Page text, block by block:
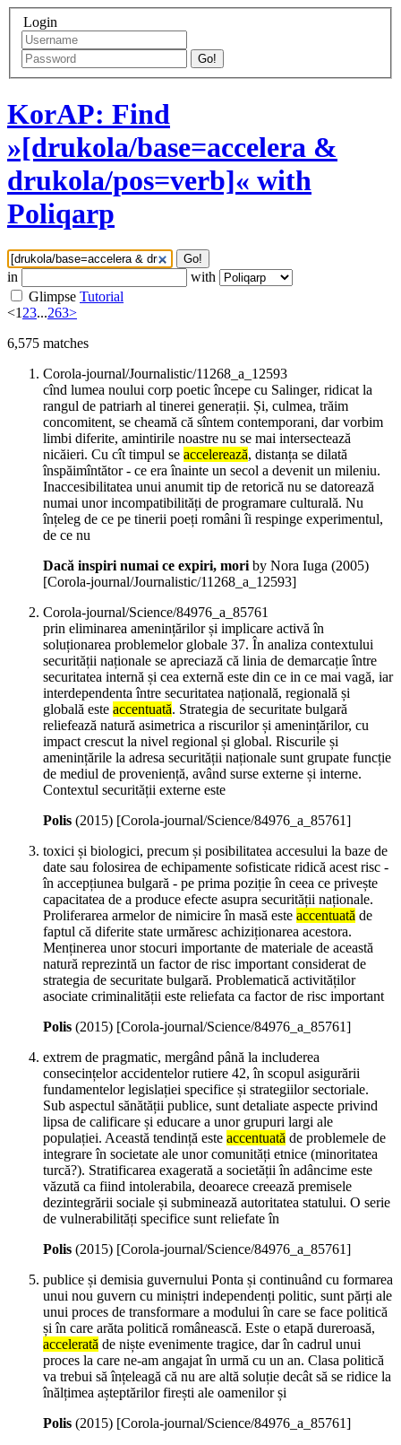
Login
Go!
KorAP: Find
»[drukola/base=accelera &
drukola/pos=verb]« with
Poliqarp
Go!
in
with
Glimpse Tutorial
<123...263>
6,575 matches
Corola-journal/Journalistic/11268_a_12593
cînd lumea noului corp poetic începe cu Salinger, ridicat la
rangul de patriarh al tinerei generații. Și, culmea, trăim
concomitent, se cheamă că sîntem contemporani, dar vorbim
limbi diferite, amintirile noastre nu se mai intersectează
nicăieri. Cu cît timpul se accelerează, distanța se dilată
înspăimîntător - ce era înainte un secol a devenit un mileniu.
Inaccesibilitatea unui anumit tip de retorică nu se datorează
numai unor incompatibilități de programare culturală. Nu
înțeleg de ce pe tinerii poeți români îi respinge experimentul,
de ce nu
Dacă inspiri numai ce expiri, moriby Nora Iuga (2005)
[Corola-journal/Journalistic/11268_a_12593]
Corola-journal/Science/84976_a_85761
prin eliminarea amenințărilor și implicare activă în
soluționarea problemelor globale 37. În analiza contextului
securității naționale se apreciază că linia de demarcație între
securitatea internă și cea externă este din ce in ce mai vagă, iar
interdependenta între securitatea națională, regională și
globală este accentuată. Strategia de securitate bulgară
reliefează natură asimetrica a riscurilor și amenințărilor, cu
impact crescut la nivel regional și global. Riscurile și
amenințările la adresa securității naționale sunt grupate funcție
de mediul de proveniență, având surse externe și interne.
Contextul securității externe este
Polis (2015) [Corola-journal/Science/84976_a_85761]
toxici și biologici, precum și posibilitatea accesului la baze de
date sau folosirea de echipamente sofisticate ridică acest risc -
în accepțiunea bulgară - pe prima poziție în ceea ce privește
capacitatea de a produce efecte asupra securității naționale.
Proliferarea armelor de nimicire în masă este accentuată de
faptul că diferite state urmăresc achiziționarea acestora.
Menținerea unor stocuri importante de materiale de această
natură reprezintă un factor de risc important considerat de
strategia de securitate bulgară. Problematică activităților
asociate criminalității este reliefata ca factor de risc important
Polis (2015) [Corola-journal/Science/84976_a_85761]
extrem de pragmatic, mergând până la includerea
consecințelor accidentelor rutiere 42, în scopul asigurării
fundamentelor legislației specifice și strategiilor sectoriale.
Sub aspectul sănătății publice, sunt detaliate aspecte privind
lipsa de calificare și educare a unor grupuri largi ale
populației. Această tendință este accentuată de problemele de
integrare în societate ale unor comunități etnice (minoritatea
turcă?). Stratificarea exagerată a societății în adâncime este
văzută ca fiind intolerabila, deoarece creează premisele
dezintegrării sociale și subminează autoritatea statului. O serie
de vulnerabilități specifice sunt reliefate în
Polis (2015) [Corola-journal/Science/84976_a_85761]
publice și demisia guvernului Ponta și continuând cu formarea
unui nou guvern cu miniștri independenți politic, sunt părți ale
unui proces de transformare a modului în care se face politică
și în care arăta politică românească. Este o etapă dureroasă,
accelerată de niște evenimente tragice, dar în cadrul unui
proces la care ne-am angajat în urmă cu un an. Clasa politică
va trebui să înțeleagă că nu are altă soluție decât să se ridice la
înălțimea așteptărilor firești ale oamenilor și
Polis (2015) [Corola-journal/Science/84976_a_85761]